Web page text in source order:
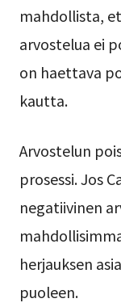
mahdollista,
arvostelua ei
on haettava
kautta.
Arvostelun
prosessi. Jos
negatiivinen
herjauksen
puoleen.